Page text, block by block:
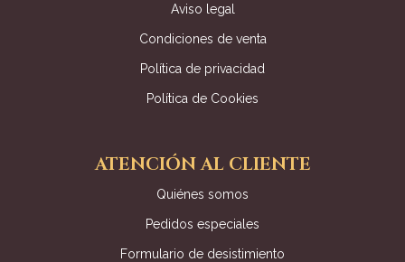
Aviso legal
Condiciones de venta
Política de privacidad
Política de Cookies
ATENCIÓN AL CLIENTE
Quiénes somos
Pedidos especiales
Formulario de desistimiento